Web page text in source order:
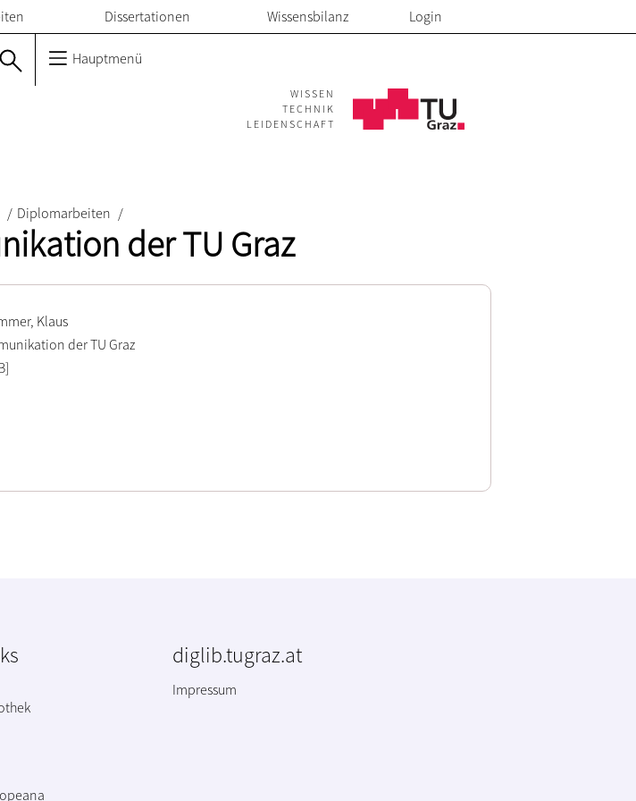
Dissertationen Wissensbilanz Login
Hauptmenü
WISSEN
TECHNIK
LEIDENSCHAFT
/ Diplomarbeiten /
der TU Graz
Klaus
der TU Graz
diglib.tugraz.at
Impressum